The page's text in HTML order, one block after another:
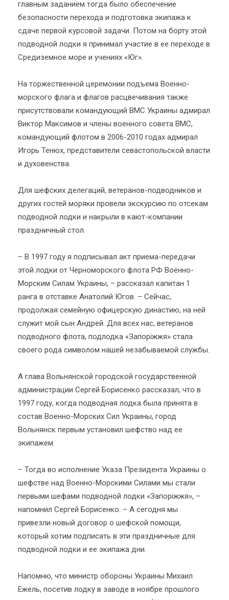
главным заданием тогда было обеспечение
безопасности перехода и подготовка экипажа к
сдаче первой курсовой задачи. Потом на борту этой
подводной лодки я принимал участие в ее переходе в
Средиземное море и учениях «Юг».
На торжественной церемонии подъема Военно-
морского флага и флагов расцвечивания также
присутствовали командующий ВМС Украины адмирал
Виктор Максимов и члены военного совета ВМС,
командующий флотом в 2006-2010 годах адмирал
Игорь Тенюх, представители севастопольской власти
и духовенства.
Для шефских делегаций, ветеранов-подводников и
других гостей моряки провели экскурсию по отсекам
подводной лодки и накрыли в кают-компании
праздничный стол.
– В 1997 году я подписывал акт приема-передачи
этой лодки от Черноморского флота РФ Военно-
Морским Силам Украины, – рассказал капитан 1
ранга в отставке Анатолий Югов. – Сейчас,
продолжая семейную офицерскую династию, на ней
служит мой сын Андрей. Для всех нас, ветеранов
подводного флота, подлодка «Запоріжжя» стала
своего рода символом нашей незабываемой службы.
А глава Вольнянской городской государственной
администрации Сергей Борисенко рассказал, что в
1997 году, когда подводная лодка была принята в
состав Военно-Морских Сил Украины, город
Вольнянск первым установил шефство над ее
экипажем.
– Тогда во исполнение Указа Президента Украины о
шефстве над Военно-Морскими Силами мы стали
первыми шефами подводной лодки «Запоріжжя», –
напомнил Сергей Борисенко. – А сегодня мы
привезли новый договор о шефской помощи,
который хотим подписать в эти праздничные для
подводной лодки и ее экипажа дни.
Напомню, что министр обороны Украины Михаил
Ежель, посетив лодку в заводе в ноябре прошлого